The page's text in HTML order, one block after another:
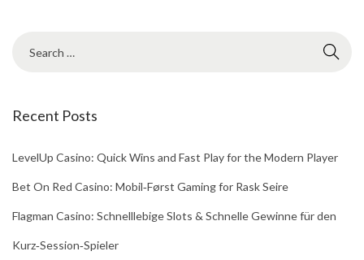
Recent Posts
LevelUp Casino: Quick Wins and Fast Play for the Modern Player
Bet On Red Casino: Mobil‑Først Gaming for Rask Seire
Flagman Casino: Schnelllebige Slots & Schnelle Gewinne für den
Kurz‑Session‑Spieler